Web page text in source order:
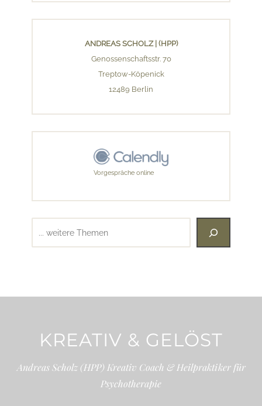
ANDREAS SCHOLZ | (HPP)
Genossenschaftsstr. 70
Treptow-Köpenick
12489 Berlin
Vorgespräche online
KREATIV & GELÖST
Andreas Scholz (HPP) Kreativ Coach & Heilpraktiker für
Psychotherapie